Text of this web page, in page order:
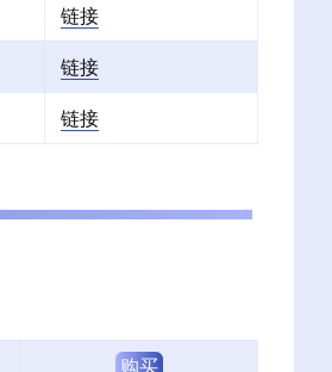
链接
链接
链接
购买